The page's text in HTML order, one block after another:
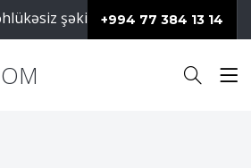
şəkildə saxlanılması üçün
+994 77 384 13 14